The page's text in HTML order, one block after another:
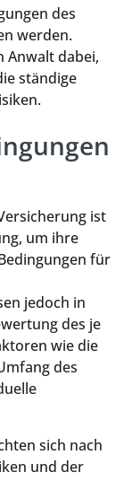
des
werden.
Anwalt dabei,
ständige
ist
um ihre
für
jedoch in
des je
wie die
des
sich nach
und der